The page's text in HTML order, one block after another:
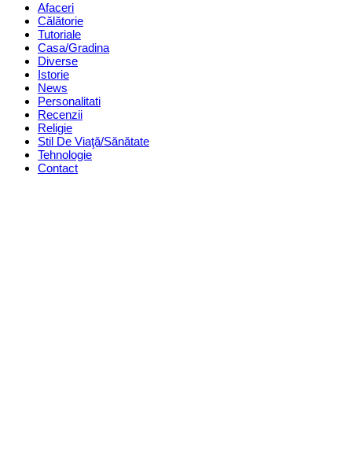
Afaceri
Călătorie
Tutoriale
Casa/Gradina
Diverse
Istorie
News
Personalitati
Recenzii
Religie
Stil De Viaţă/Sănătate
Tehnologie
Contact